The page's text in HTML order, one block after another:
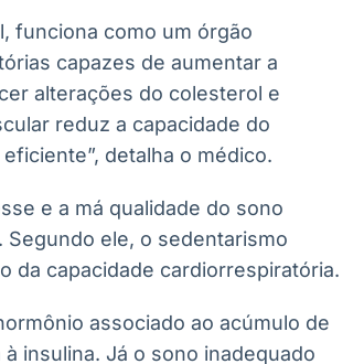
funciona como um órgão
capazes de aumentar a
alterações do colesterol e
reduz a capacidade do
detalha o médico.
e a má qualidade do sono
ele, o sedentarismo
da capacidade cardiorrespiratória.
associado ao acúmulo de
insulina. Já o sono inadequado